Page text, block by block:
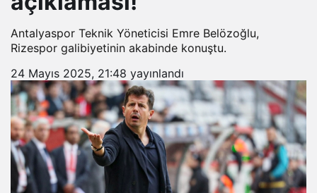
Antalyaspor Teknik Yöneticisi Emre Belözoğlu,
Rizespor galibiyetinin akabinde konuştu.
24 Mayıs 2025, 21:48 yayınlandı